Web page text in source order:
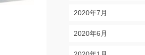
2020年7月
2020年6月